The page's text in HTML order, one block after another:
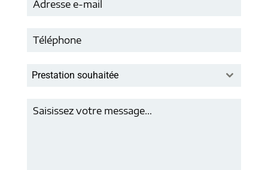
Prestation souhaitée